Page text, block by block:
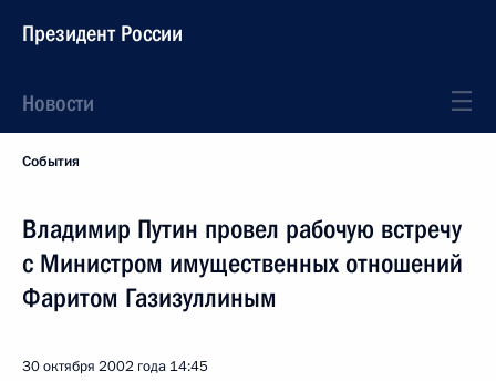
Президент России
Новости
События
Владимир Путин провел рабочую встречу
с Министром имущественных отношений
Фаритом Газизуллиным
30 октября 2002 года 14:45